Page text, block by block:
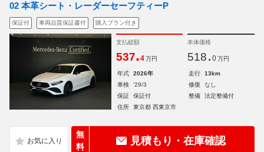
02 本革シート・レーダーセーフティーP
保証付 車両品質保証書付 購入プラン付き
支払総額
537.4 万円
本体価格
518. 0 万円
年式 2026年 走行
13km
車検
'29/3 修復
なし
保証
保証付 整備
法定整備付
住所
東京都 西東京市
無
料
見積もり・在庫確認